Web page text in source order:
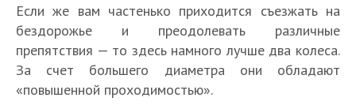
Если же вам частенько приходится съезжать на
бездорожье и преодолевать различные
препятствия — то здесь намного лучше два колеса.
За счет большего диаметра они обладают
«повышенной проходимостью».